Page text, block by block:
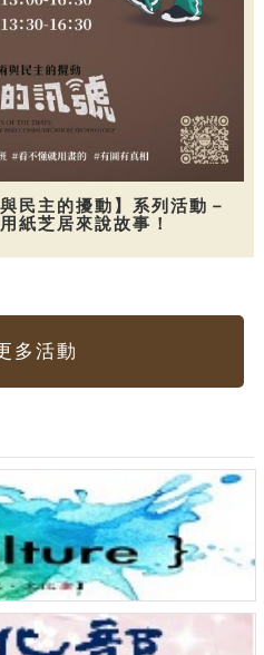
民主的擾動】系列活動－
紙芝居來說故事！
多活動